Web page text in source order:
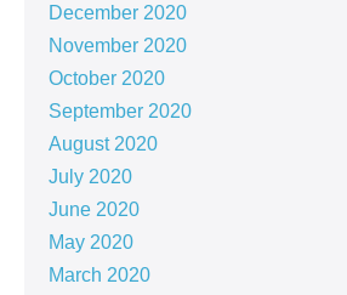
December 2020
November 2020
October 2020
September 2020
August 2020
July 2020
June 2020
May 2020
March 2020